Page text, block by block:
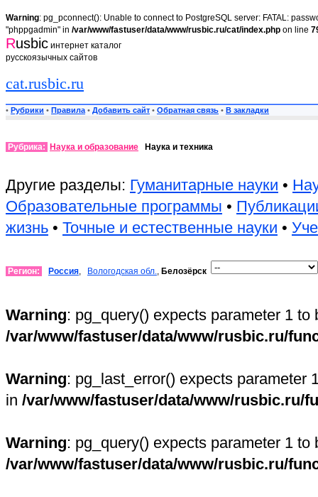
Warning: pg_pconnect(): Unable to connect to PostgreSQL server: FATAL:
"phppgadmin" in /var/www/fastuser/data/www/rusbic.ru/cat/index.php on line
Rusbic интернет каталог
русскоязычных сайтов
cat.rusbic.ru
• Рубрики • Правила • Добавить сайт • Обратная связь • В закладки
Рубрика: Наука и образование Наука и техника
Другие разделы: Гуманитарные науки •
Образовательные программы •
жизнь • Точные и естественные науки •
Регион: Россия, Вологодская обл., Белозёрск
Warning: pg_query() expects parameter 1
/var/www/fastuser/data/www/rusbic.ru/
Warning: pg_last_error() expects parameter
in /var/www/fastuser/data/www/rusbic.ru/
Warning: pg_query() expects parameter 1
/var/www/fastuser/data/www/rusbic.ru/